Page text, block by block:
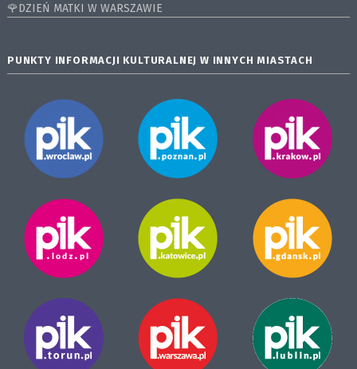
🌹DZIEŃ MATKI W WARSZAWIE
PUNKTY INFORMACJI KULTURALNEJ W INNYCH MIASTACH